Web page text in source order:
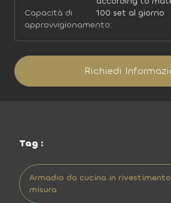
Capacità di
approvvigionamento:
100 set al giorno
Richiedi
Tag :
Armadio da cucina in
misura